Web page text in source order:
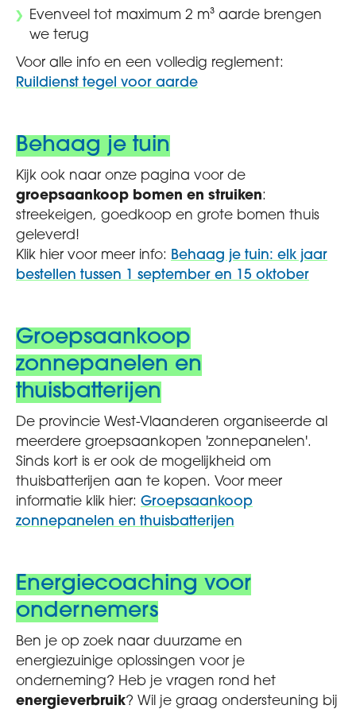
Evenveel tot maximum 2 m³ aarde brengen
we terug
Voor alle info en een volledig reglement:
Ruildienst tegel voor aarde
Behaag je tuin
Kijk ook naar onze pagina voor de
groepsaankoop bomen en struiken:
streekeigen, goedkoop en grote bomen thuis
geleverd!
Klik hier voor meer info: Behaag je tuin: elk jaar
bestellen tussen 1 september en 15 oktober
Groepsaankoop
zonnepanelen en
thuisbatterijen
De provincie West-Vlaanderen organiseerde al
meerdere groepsaankopen 'zonnepanelen'.
Sinds kort is er ook de mogelijkheid om
thuisbatterijen aan te kopen. Voor meer
informatie klik hier: Groepsaankoop
zonnepanelen en thuisbatterijen
Energiecoaching voor
ondernemers
Ben je op zoek naar duurzame en
energiezuinige oplossingen voor je
onderneming? Heb je vragen rond het
energieverbruik? Wil je graag ondersteuning bij